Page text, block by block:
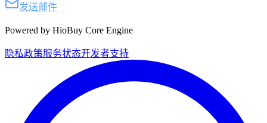
发送邮件
Powered by HioBuy Core Engine
隐私政策服务状态开发者支持